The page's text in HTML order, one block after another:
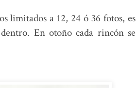
limitados a 12, 24 ó 36 fotos, es
En otoño cada rincón se